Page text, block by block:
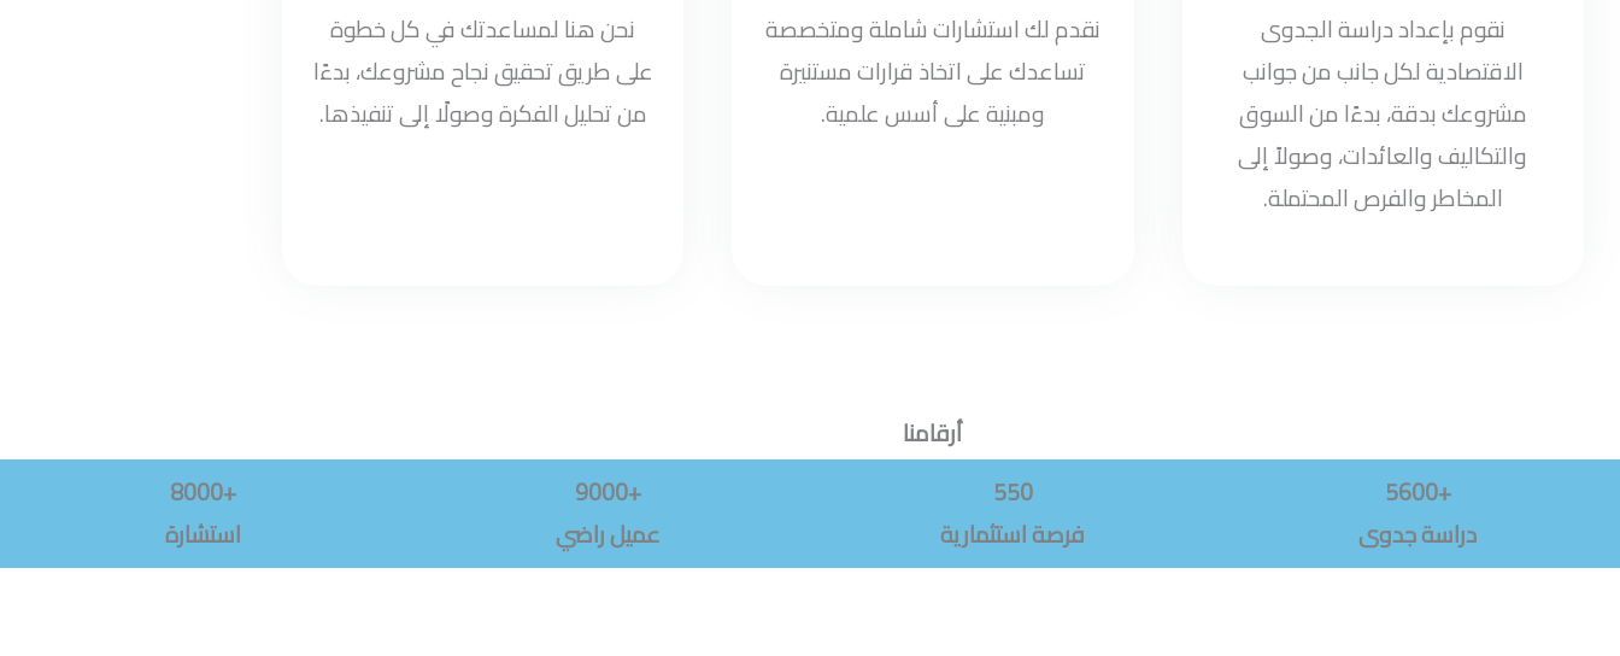
نقوم بإعداد دراسة الجدوى
الاقتصادية لكل جانب من جوانب
مشروعك بدقة، بدءًا من السوق
والتكاليف والعائدات، وصولاً إلى
المخاطر والفرص المحتملة.
نقدم لك استشارات شاملة ومتخصصة
تساعدك على اتخاذ قرارات مستنيرة
ومبنية على أسس علمية.
نحن هنا لمساعدتك في كل خطوة
على طريق تحقيق نجاح مشروعك، بدءًا
من تحليل الفكرة وصولًا إلى تنفيذها.
أرقامنا
+5600
دراسة جدوى
550
فرصة استثمارية
+9000
عميل راضي
+8000
استشارة